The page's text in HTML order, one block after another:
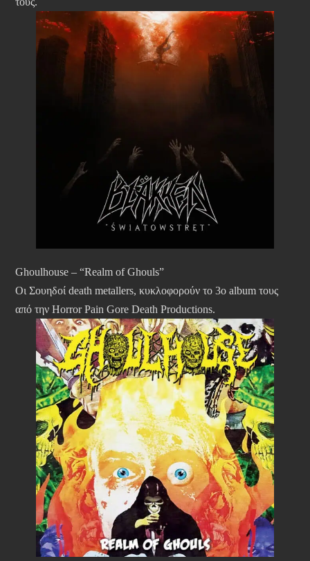
Ghoulhouse – “Realm of Ghouls”
Οι Σουηδοί death metallers, κυκλοφορούν το 3ο album τους
από την Horror Pain Gore Death Productions.